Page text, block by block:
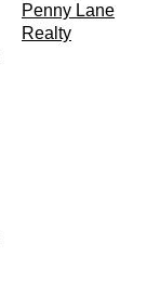
Penny Lane
Realty